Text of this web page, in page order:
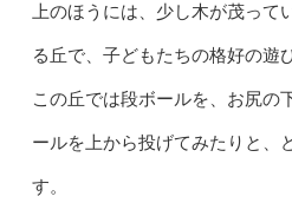
上のほうには、少し木が茂って
る丘で、子どもたちの格好の遊
この丘では段ボールを、お尻の
ールを上から投げてみたりと、
す。